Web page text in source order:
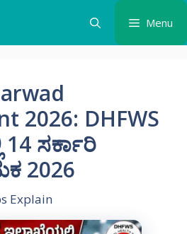
Menu
2026: DHFWS
ಸರ್ಕಾರಿ
2026
Explain